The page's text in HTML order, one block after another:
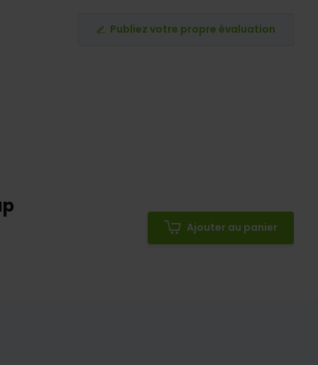
Publiez votre propre évaluation
Ajouter au panier